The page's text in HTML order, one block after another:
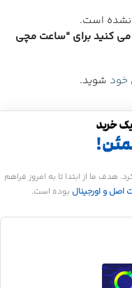
نشده است.
می کنید برای “ساعت مچی
خود شوید.
جَم فعالیت خود را از سال 1401 آغاز کرد. هدف ما از ابتدا تا به امروز فراهم
اصل و اورجینال بوده است.